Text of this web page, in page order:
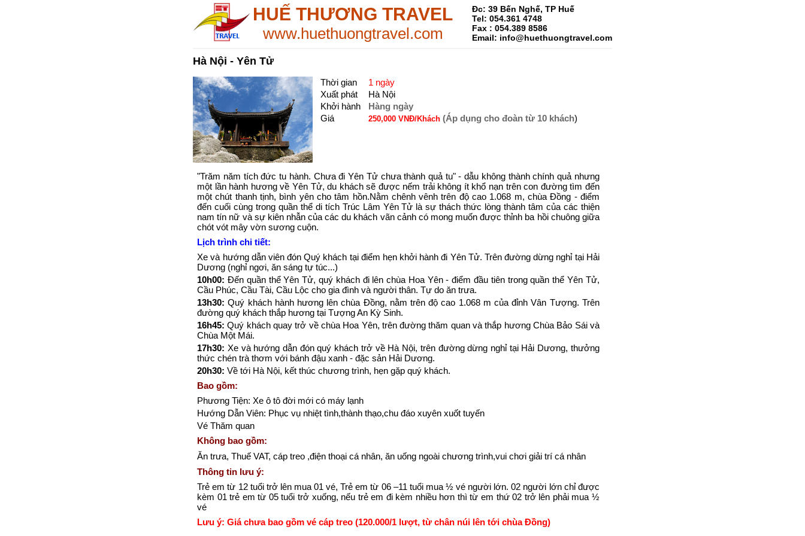
HUẾ THƯƠNG TRAVEL
www.huethuongtravel.com
Đc: 39 Bến Nghế, TP Huế
Tel: 054.361 4748
Fax : 054.389 8586
Email: info@huethuongtravel.com
Hà Nội - Yên Tử
Thời gian
1 ngày
Xuất phát
Hà Nội
Khởi hành
Hàng ngày
Giá
250,000 VNĐ/Khách (Áp dụng cho đoàn từ 10 khách)
"Trăm năm tích đức tu hành. Chưa đi Yên Tử chưa thành quả tu" - dẫu không thành chính quả nhưng
một lần hành hương về Yên Tử, du khách sẽ được nếm trải không ít khổ nạn trên con đường tìm đến
một chút thanh tịnh, bình yên cho tâm hồn.Nằm chênh vênh trên độ cao 1.068 m, chùa Đồng - điểm
đến cuối cùng trong quần thể di tích Trúc Lâm Yên Tử là sự thách thức lòng thành tâm của các thiện
nam tín nữ và sự kiên nhẫn của các du khách vãn cảnh có mong muốn được thỉnh ba hồi chuông giữa
chót vót mây vờn sương cuộn.
Lịch trình chi tiết:
Xe và hướng dẫn viên đón Quý khách tại điểm hẹn khởi hành đi Yên Tử. Trên đường dừng nghỉ tại Hải
Dương (nghỉ ngơi, ăn sáng tự túc...)
10h00: Đến quần thể Yên Tử, quý khách đi lên chùa Hoa Yên - điểm đầu tiên trong quần thể Yên Tử,
Cầu Phúc, Cầu Tài, Cầu Lộc cho gia đình và người thân. Tự do ăn trưa.
13h30: Quý khách hành hương lên chùa Đồng, nằm trên độ cao 1.068 m của đỉnh Vân Tượng. Trên
đường quý khách thắp hương tại Tượng An Kỳ Sinh.
16h45: Quý khách quay trở về chùa Hoa Yên, trên đường thăm quan và thắp hương Chùa Bảo Sái và
Chùa Một Mái.
17h30: Xe và hướng dẫn đón quý khách trở về Hà Nội, trên đường dừng nghỉ tại Hải Dương, thưởng
thức chén trà thơm với bánh đậu xanh - đặc sản Hải Dương.
20h30: Về tới Hà Nội, kết thúc chương trình, hẹn gặp quý khách.
Bao gồm:
Phương Tiện: Xe ô tô đời mới có máy lạnh
Hướng Dẫn Viên: Phục vụ nhiệt tình,thành thạo,chu đáo xuyên xuốt tuyến
Vé Thăm quan
Không bao gồm:
Ăn trưa, Thuế VAT, cáp treo ,điện thoại cá nhân, ăn uống ngoài chương trình,vui chơi giải trí cá nhân
Thông tin lưu ý:
Trẻ em từ 12 tuổi trở lên mua 01 vé, Trẻ em từ 06 –11 tuổi mua ½ vé người lớn. 02 người lớn chỉ được
kèm 01 trẻ em từ 05 tuổi trở xuống, nếu trẻ em đi kèm nhiều hơn thì từ em thứ 02 trở lên phải mua ½
vé
Lưu ý: Giá chưa bao gồm vé cáp treo (120.000/1 lượt, từ chân núi lên tới chùa Đồng)